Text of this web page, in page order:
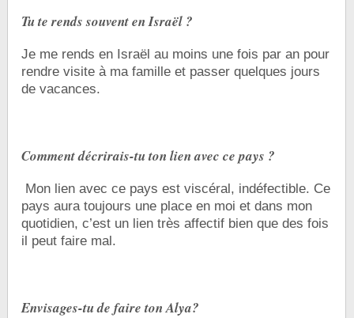
Tu te rends souvent en Israël ?
Je me rends en Israël au moins une fois par an pour
rendre visite à ma famille et passer quelques jours
de vacances.
Comment décrirais-tu ton lien avec ce pays ?
Mon lien avec ce pays est viscéral, indéfectible. Ce
pays aura toujours une place en moi et dans mon
quotidien, c’est un lien très affectif bien que des fois
il peut faire mal.
Envisages-tu de faire ton Alya?